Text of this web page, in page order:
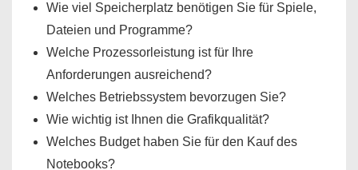
Wie viel Speicherplatz benötigen Sie für Spiele,
Dateien und Programme?
Welche Prozessorleistung ist für Ihre
Anforderungen ausreichend?
Welches Betriebssystem bevorzugen Sie?
Wie wichtig ist Ihnen die Grafikqualität?
Welches Budget haben Sie für den Kauf des
Notebooks?